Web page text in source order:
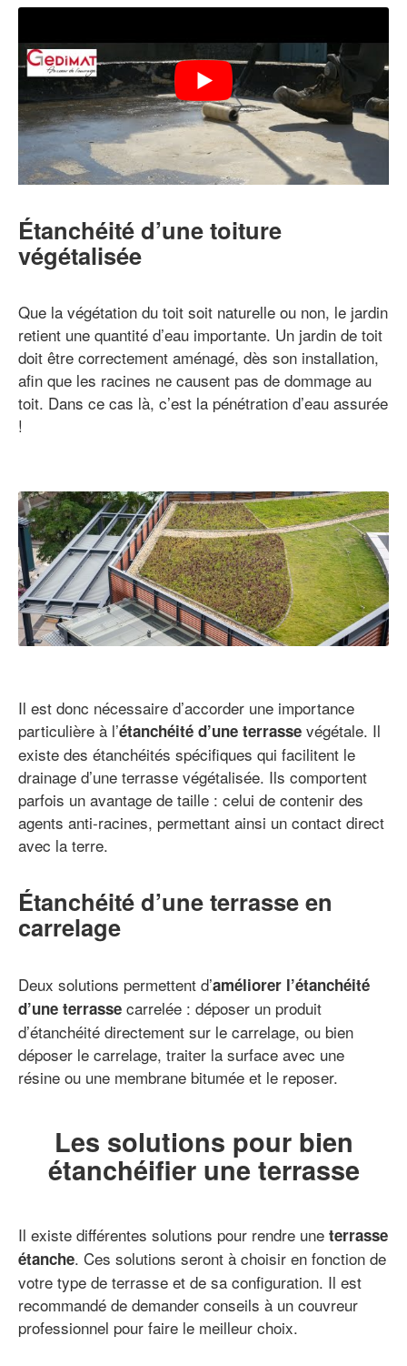
Étanchéité d’une toiture
végétalisée
Que la végétation du toit soit naturelle ou non, le jardin
retient une quantité d’eau importante. Un jardin de toit
doit être correctement aménagé, dès son installation,
afin que les racines ne causent pas de dommage au
toit. Dans ce cas là, c’est la pénétration d’eau assurée
!
Il est donc nécessaire d’accorder une importance
particulière à l’étanchéité d’une terrasse végétale. Il
existe des étanchéités spécifiques qui facilitent le
drainage d’une terrasse végétalisée. Ils comportent
parfois un avantage de taille : celui de contenir des
agents anti-racines, permettant ainsi un contact direct
avec la terre.
Étanchéité d’une terrasse en
carrelage
Deux solutions permettent d’améliorer l’étanchéité
d’une terrasse carrelée : déposer un produit
d’étanchéité directement sur le carrelage, ou bien
déposer le carrelage, traiter la surface avec une
résine ou une membrane bitumée et le reposer.
Les solutions pour bien
étanchéifier une terrasse
Il existe différentes solutions pour rendre une terrasse
étanche. Ces solutions seront à choisir en fonction de
votre type de terrasse et de sa configuration. Il est
recommandé de demander conseils à un couvreur
professionnel pour faire le meilleur choix.